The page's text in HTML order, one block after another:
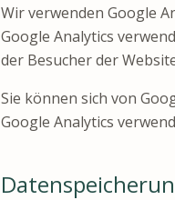
Wir verwenden Google
Google Analytics
der Besucher der
Sie können sich von
Google Analytics